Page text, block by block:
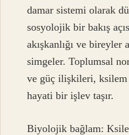
damar sistemi olarak
sosyolojik bir bakış
akışkanlığı ve bireyler
simgeler. Toplumsal
ve güç ilişkileri, ksilem
hayati bir işlev taşır.
Biyolojik bağlam: